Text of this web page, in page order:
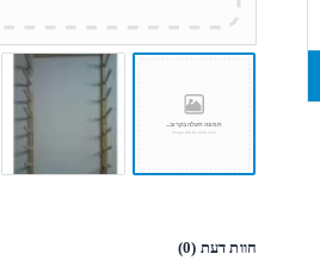
חוות דעת (0)